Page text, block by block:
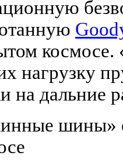
нагрузку
на дальние
шины»